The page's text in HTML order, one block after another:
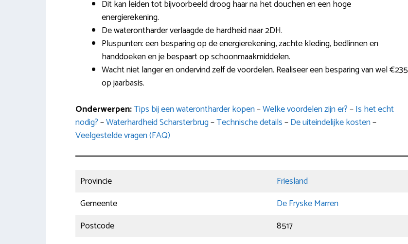
Dit kan leiden tot bijvoorbeeld droog haar na het douchen en een hoge
energierekening.
De waterontharder verlaagde de hardheid naar 2DH.
Pluspunten: een besparing op de energierekening, zachte kleding, bedlinnen en
handdoeken en je bespaart op schoonmaakmiddelen.
Wacht niet langer en ondervind zelf de voordelen. Realiseer een besparing van wel €235
op jaarbasis.
Onderwerpen:Tips bij een waterontharder kopen–Welke voordelen zijn er?–Is het echt
nodig?–Waterhardheid Scharsterbrug–Technische details–De uiteindelijke kosten–
Veelgestelde vragen (FAQ)
Provincie
Friesland
Gemeente
De Fryske Marren
Postcode
8517